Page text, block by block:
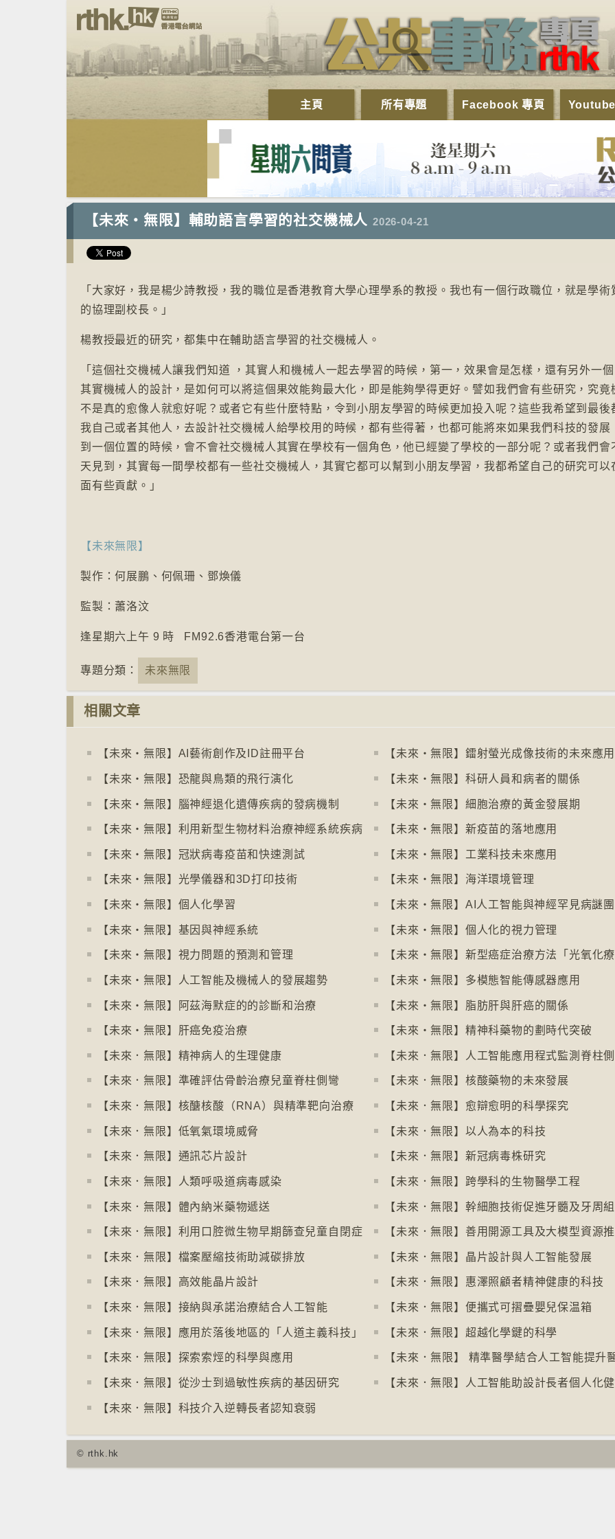
主頁 所有專題 Facebook 專頁
【未來‧無限】輔助語言學習的社交機械人 2026-04-21
「大家好，我是楊少詩教授，我的職位是香港教育大學心理學系的教授。我也有一個行政職位，就是學術
的協理副校長。」
楊教授最近的研究，都集中在輔助語言學習的社交機械人。
「這個社交機械人讓我們知道 ，其實人和機械人一起去學習的時候，第一，效果會是怎樣，還有另外一
其實機械人的設計，是如何可以將這個果效能夠最大化，即是能夠學得更好。譬如我們會有些研究，究竟
不是真的愈像人就愈好呢？或者它有些什麼特點，令到小朋友學習的時候更加投入呢？這些我希望到最後
我自己或者其他人，去設計社交機械人給學校用的時候，都有些得著，也都可能將來如果我們科技的發展
到一個位置的時候，會不會社交機械人其實在學校有一個角色，他已經變了學校的一部分呢？或者我們會
天見到，其實每一間學校都有一些社交機械人，其實它都可以幫到小朋友學習，我都希望自己的研究可以
面有些貢獻。」
【未來無限】
製作：何展鵬、何佩珊、鄧煥儀
監製：蕭洛汶
逢星期六上午 9 時 FM92.6香港電台第一台
專題分類： 未來無限
相關文章
【未來‧無限】AI藝術創作及ID註冊平台 【未來‧無限】鐳射螢光成像技術的未來應用
【未來‧無限】恐龍與鳥類的飛行演化 【未來‧無限】科研人員和病者的關係
【未來‧無限】腦神經退化遺傳疾病的發病機制 【未來‧無限】細胞治療的黃金發展期
【未來‧無限】利用新型生物材料治療神經系統疾病 【未來‧無限】新疫苗的落地應用
【未來‧無限】冠狀病毒疫苗和快速測試 【未來‧無限】工業科技未來應用
【未來‧無限】光學儀器和3D打印技術 【未來‧無限】海洋環境管理
【未來‧無限】個人化學習 【未來‧無限】AI人工智能與神經罕見病謎團
【未來‧無限】基因與神經系統 【未來‧無限】個人化的視力管理
【未來‧無限】視力問題的預測和管理 【未來‧無限】新型癌症治療方法「光氧化
【未來‧無限】人工智能及機械人的發展趨勢 【未來‧無限】多模態智能傳感器應用
【未來‧無限】阿茲海默症的的診斷和治療 【未來‧無限】脂肪肝與肝癌的關係
【未來‧無限】肝癌免疫治療 【未來‧無限】精神科藥物的劃時代突破
【未來．無限】精神病人的生理健康 【未來．無限】人工智能應用程式監測脊柱
【未來．無限】準確評估骨齡治療兒童脊柱側彎 【未來．無限】核酸藥物的未來發展
【未來．無限】核醣核酸（RNA）與精準靶向治療 【未來．無限】愈辯愈明的科學探究
【未來．無限】低氧氣環境威脅 【未來．無限】以人為本的科技
【未來．無限】通訊芯片設計 【未來．無限】新冠病毒株研究
【未來．無限】人類呼吸道病毒感染 【未來．無限】跨學科的生物醫學工程
【未來．無限】體內納米藥物遞送 【未來．無限】幹細胞技術促進牙髓及牙周
【未來．無限】利用口腔微生物早期篩查兒童自閉症
【未來．無限】檔案壓縮技術助減碳排放 【未來．無限】晶片設計與人工智能發展
【未來．無限】高效能晶片設計 【未來．無限】惠澤照顧者精神健康的科技
【未來．無限】接納與承諾治療結合人工智能 【未來．無限】便攜式可摺疊嬰兒保温箱
【未來．無限】應用於落後地區的「人道主義科技」 【未來．無限】超越化學鍵的科學
【未來．無限】探索索烴的科學與應用
【未來．無限】從沙士到過敏性疾病的基因研究 【未來．無限】人工智能助設計長者個人化
【未來．無限】科技介入逆轉長者認知衰弱
© rthk.hk